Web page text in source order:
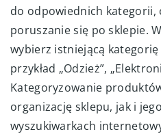
do odpowiednich kategorii,
poruszanie się po sklepie.
wybierz istniejącą
przykład „Odzież”,
Kategoryzowanie
organizację sklepu, jak i
wyszukiwarkach